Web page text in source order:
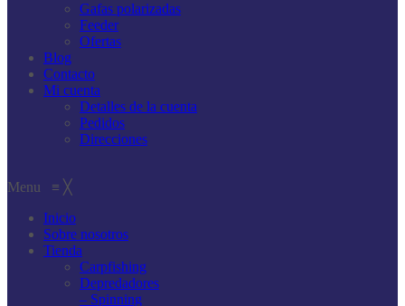
Gafas polarizadas
Feeder
Ofertas
Blog
Contacto
Mi cuenta
Detalles de la cuenta
Pedidos
Direcciones
Menu ≡ ╳
Inicio
Sobre nosotros
Tienda
Carpfishing
Depredadores
– Spinning